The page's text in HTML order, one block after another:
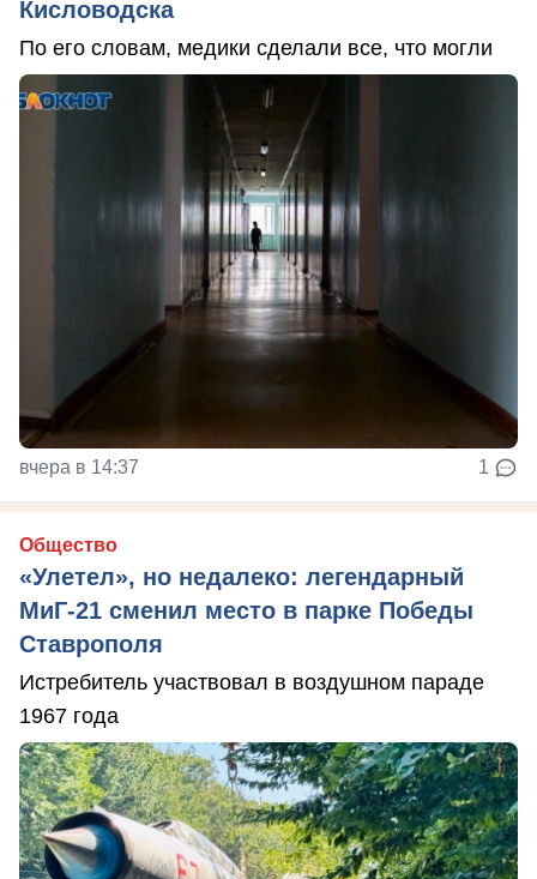
Кисловодска
По его словам, медики сделали все, что могли
вчера в 14:37 1
Общество
«Улетел», но недалеко: легендарный
МиГ-21 сменил место в парке Победы
Ставрополя
Истребитель участвовал в воздушном параде
1967 года